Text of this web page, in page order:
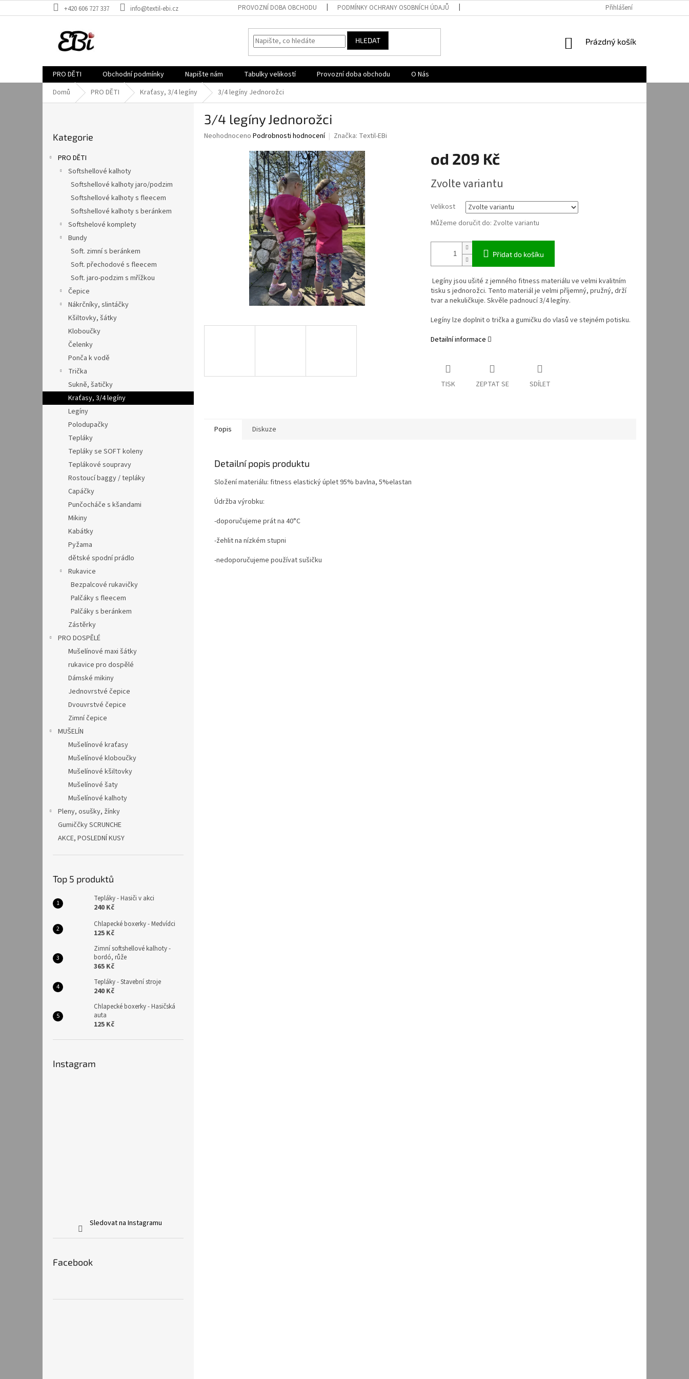
na
+420 606 727 337 info@textil-ebi.cz PROVOZNÍ DOBA OBCHODU PODMÍNKY OCHRANY OSOBNÍCH ÚDAJŮ Přihlášení
HLEDAT
NÁKUPNÍ
Prázdný košík
PRO DĚTI Obchodní podmínky Napište nám Tabulky velikostí Provozní doba obchodu
O Nás
Domů
PRO DĚTI Kraťasy, 3/4 legíny 3/4 legíny Jednorožci
kategorie
Kategorie
PRO DĚTI
Softshellové kalhoty
Softshellové kalhoty jaro/podzim
Softshellové kalhoty s fleecem
Softshellové kalhoty s beránkem
Softshelové komplety
Bundy
Soft. zimní s beránkem
Soft. přechodové s fleecem
Soft. jaro-podzim s mřížkou
Čepice
Nákrčníky, slintáčky
Kšiltovky, šátky
Kloboučky
Čelenky
Ponča k vodě
Trička
Sukně, šatičky
Kraťasy, 3/4 legíny
Legíny
Polodupačky
Tepláky
Tepláky se SOFT koleny
Teplákové soupravy
Rostoucí baggy / tepláky
Capáčky
Punčocháče s kšandami
Mikiny
Kabátky
Pyžama
dětské spodní prádlo
Rukavice
Bezpalcové rukavičky
Palčáky s fleecem
Palčáky s beránkem
Zástěrky
PRO DOSPĚLÉ
Mušelínové maxi šátky
rukavice pro dospělé
Dámské mikiny
Jednovrstvé čepice
Dvouvrstvé čepice
Zimní čepice
MUŠELÍN
Mušelínové kraťasy
Mušelínové kloboučky
Mušelínové kšiltovky
Mušelínové šaty
Mušelínové kalhoty
Pleny, osušky, žínky
Gumiččky SCRUNCHE
AKCE, POSLEDNÍ KUSY
Top 5 produktů
Tepláky - Hasiči v akci
240 Kč
Chlapecké boxerky - Medvídci
125 Kč
Zimní softshellové kalhoty -
bordó, růže
365 Kč
Tepláky - Stavební stroje
240 Kč
Chlapecké boxerky - Hasičská
auta
125 Kč
Instagram
Sledovat na Instagramu
Facebook
3/4 legíny Jednorožci
Průměrné
Neohodnoceno Podrobnosti hodnocení Značka: Textil-EBi
od 209 Kč
cena:
Zvolte variantu
Velikost
Můžeme doručit do: Zvolte variantu
Přidat do košíku
Legíny jsou ušité z jemného fitness materiálu ve velmi kvalitním
tisku s jednorožci. Tento materiál je velmi příjemný, pružný, drží
tvar a nekuličkuje. Skvěle padnoucí 3/4 legíny.
Legíny lze doplnit o trička a gumičku do vlasů ve stejném potisku.
Detailní informace
TISK ZEPTAT SE SDÍLET
Popis Diskuze
Detailní popis produktu
Složení materiálu: fitness elastický úplet 95% bavlna, 5%elastan
Údržba výrobku:
-doporučujeme prát na 40°C
-žehlit na nízkém stupni
-nedoporučujeme používat sušičku